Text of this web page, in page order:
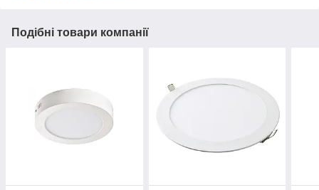
Подібні товари компанії